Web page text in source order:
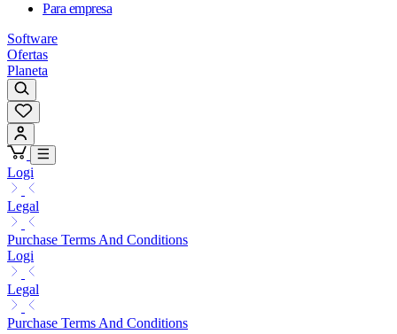
Para empresa
Software
Ofertas
Planeta
Logi
Legal
Purchase Terms And Conditions
Logi
Legal
Purchase Terms And Conditions